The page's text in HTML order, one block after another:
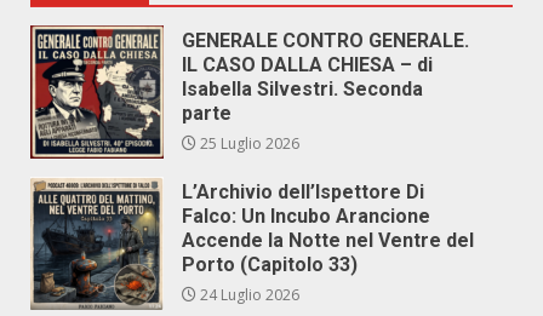
GENERALE CONTRO GENERALE.
IL CASO DALLA CHIESA – di
Isabella Silvestri. Seconda
parte
25 Luglio 2026
L’Archivio dell’Ispettore Di
Falco: Un Incubo Arancione
Accende la Notte nel Ventre del
Porto (Capitolo 33)
24 Luglio 2026